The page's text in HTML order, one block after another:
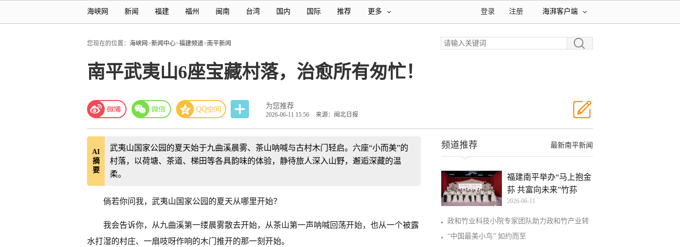
海峡网 新闻 福建 福州 闽南 台湾 国内 国际 推荐 更多 海湃客户端
注册
登录
您现在的位置： 海峡网>新闻中心>福建频道>南平新闻
南平武夷山6座宝藏村落，治愈所有匆忙！
为您推荐
2026-06-11 15:56 来源：闽北日报
AI
摘
要
武夷山国家公园的夏天始于九曲溪晨雾、茶山呐喊与古村木门轻启。六座“小而美”的
村落，以荷塘、茶道、梯田等各具韵味的体验，静待旅人深入山野，邂逅深藏的温
柔。
倘若你问我，武夷山国家公园的夏天从哪里开始？
我会告诉你，从九曲溪第一缕晨雾散去开始，从茶山第一声呐喊回荡开始，也从一个被露
水打湿的村庄、一扇吱呀作响的木门推开的那一刻开始。
最新南平新闻
频道推荐
福建南平举办“马上抱金
荪 共富向未来”竹荪
2026-06-11
政和竹业科技小院专家团队助力政和竹产业转
“中国最美小鸟” 如约而至